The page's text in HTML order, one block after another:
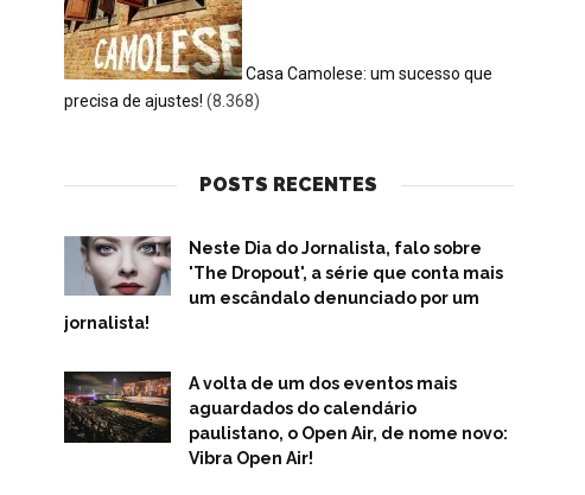
Casa Camolese: um sucesso que
precisa de ajustes! (8.368)
POSTS RECENTES
Neste Dia do Jornalista, falo sobre
'The Dropout', a série que conta mais
um escândalo denunciado por um
jornalista!
A volta de um dos eventos mais
aguardados do calendário
paulistano, o Open Air, de nome novo:
Vibra Open Air!